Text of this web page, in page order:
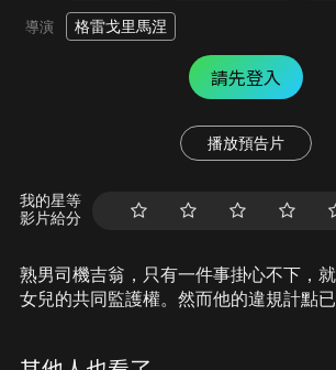
導演 格雷戈里馬涅
請先登入
播放預告片
我的星等
影片給分
熟男司機吉翁，只有一件事掛心不下，
女兒的共同監護權。然而他的違規計點